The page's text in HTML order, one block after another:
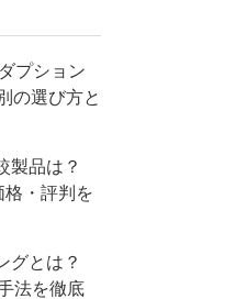
プション
の選び方と
製品は？
格・評判を
グとは？
法を徹底